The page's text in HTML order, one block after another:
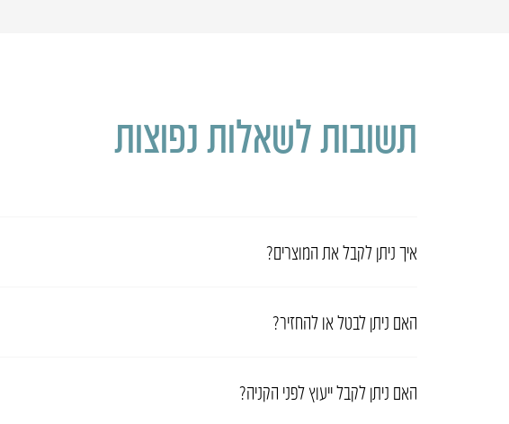
תשובות לשאלות נפוצות
איך ניתן לקבל את המוצרים?
האם ניתן לבטל או להחזיר?
האם ניתן לקבל ייעוץ לפני הקניה?